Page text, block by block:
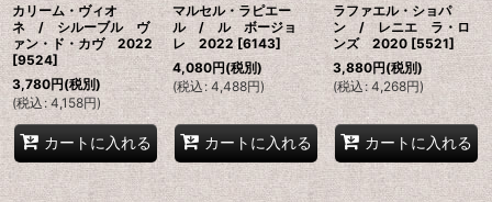
カリーム・ヴィオ
ネ / シルーブル ヴ
ァン・ド・カヴ 2022
[9524]
3,780円(税別)
(税込: 4,158円)
カートに入れる
マルセル・ラピエー
ル / ル ボージョ
レ 2022 [6143]
4,080円(税別)
(税込: 4,488円)
カートに入れる
ラファエル・ショパ
ン / レニエ ラ・ロ
ンズ 2020 [5521]
3,880円(税別)
(税込: 4,268円)
カートに入れる